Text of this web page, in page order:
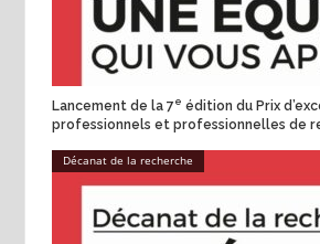
Lancement de la 7e édition du Prix
professionnels et professionnelles de
Décanat de la recherche